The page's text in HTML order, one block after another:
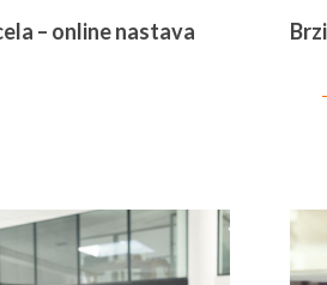
– online nastava